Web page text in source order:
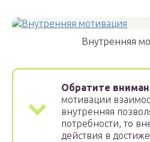
Внутренняя
Обратите
мотивации
внутренняя
потребности, то
действия в